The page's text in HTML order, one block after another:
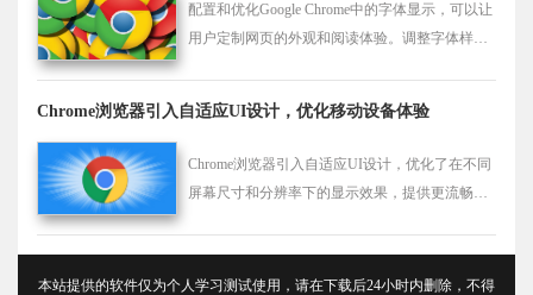
配置和优化Google Chrome中的字体显示，可以让
用户定制网页的外观和阅读体验。调整字体样
Chrome浏览器引入自适应UI设计，优化移动设备体验
Chrome浏览器引入自适应UI设计，优化了在不同
屏幕尺寸和分辨率下的显示效果，提供更流畅的
本站提供的软件仅为个人学习测试使用，请在下载后24小时内删除，不得